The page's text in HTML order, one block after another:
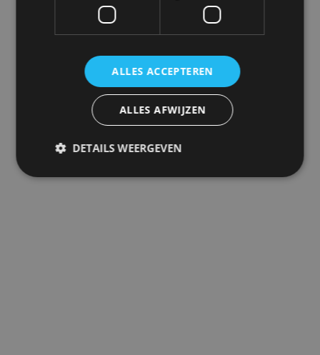
ALLES ACCEPTEREN
ALLES AFWIJZEN
DETAILS WEERGEVEN